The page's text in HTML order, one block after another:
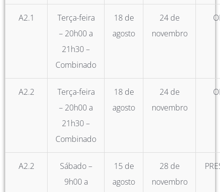
A2.1
Terça-feira
– 20h00 a
21h30 –
Combinado
18 de
agosto
24 de
novembro
A2.2
Terça-feira
– 20h00 a
21h30 –
Combinado
18 de
agosto
24 de
novembro
A2.2
Sábado –
9h00 a
15 de
agosto
28 de
novembro